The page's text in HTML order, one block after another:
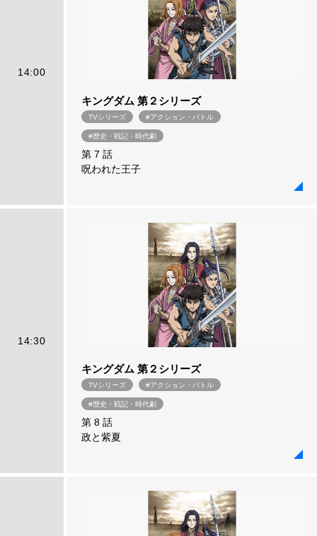
14:00
キングダム 第２シリーズ
TVシリーズ #アクション・バトル
#歴史・戦記・時代劇
第 7 話
呪われた王子
14:30
キングダム 第２シリーズ
TVシリーズ #アクション・バトル
#歴史・戦記・時代劇
第 8 話
政と紫夏